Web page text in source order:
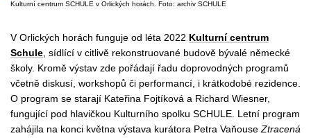
Kulturní centrum SCHULE v Orlických horách. Foto: archiv SCHULE
V Orlických horách funguje od léta 2022 Kulturní centrum
Schule , sídlící v citlivě rekonstruované budově bývalé německé
školy. Kromě výstav zde pořádají řadu doprovodných programů
včetně diskusí, workshopů či performancí, i krátkodobé rezidence.
O program se starají Kateřina Fojtíková a Richard Wiesner,
fungující pod hlavičkou Kulturního spolku SCHULE. Letní program
zahájila na konci května výstava kurátora Petra Vaňouse Ztracená